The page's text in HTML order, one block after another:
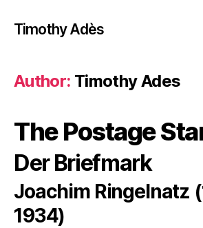
Timothy Adès
Author: Timothy Ades
The Postage
Der Briefmark
Joachim Ringelnatz
1934)